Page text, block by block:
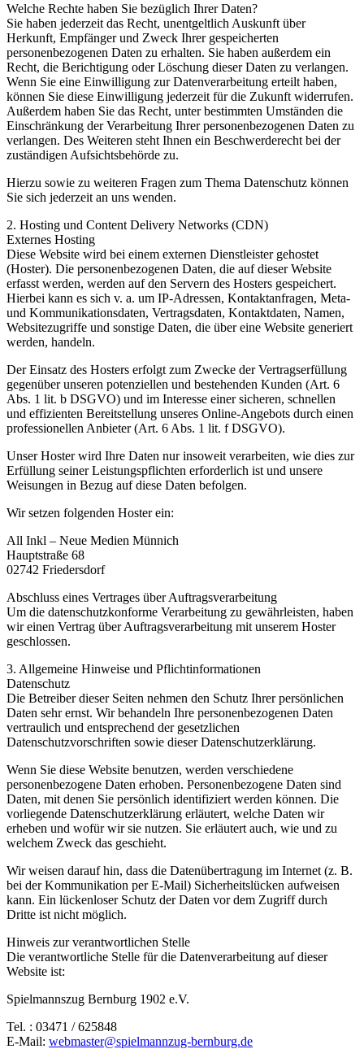
Welche Rechte haben Sie bezüglich Ihrer Daten?
Sie haben jederzeit das Recht, unentgeltlich Auskunft über
Herkunft, Empfänger und Zweck Ihrer gespeicherten
personenbezogenen Daten zu erhalten. Sie haben außerdem ein
Recht, die Berichtigung oder Löschung dieser Daten zu verlangen.
Wenn Sie eine Einwilligung zur Datenverarbeitung erteilt haben,
können Sie diese Einwilligung jederzeit für die Zukunft widerrufen.
Außerdem haben Sie das Recht, unter bestimmten Umständen die
Einschränkung der Verarbeitung Ihrer personenbezogenen Daten zu
verlangen. Des Weiteren steht Ihnen ein Beschwerderecht bei der
zuständigen Aufsichtsbehörde zu.
Hierzu sowie zu weiteren Fragen zum Thema Datenschutz können
Sie sich jederzeit an uns wenden.
2. Hosting und Content Delivery Networks (CDN)
Externes Hosting
Diese Website wird bei einem externen Dienstleister gehostet
(Hoster). Die personenbezogenen Daten, die auf dieser Website
erfasst werden, werden auf den Servern des Hosters gespeichert.
Hierbei kann es sich v. a. um IP-Adressen, Kontaktanfragen, Meta-
und Kommunikationsdaten, Vertragsdaten, Kontaktdaten, Namen,
Websitezugriffe und sonstige Daten, die über eine Website generiert
werden, handeln.
Der Einsatz des Hosters erfolgt zum Zwecke der Vertragserfüllung
gegenüber unseren potenziellen und bestehenden Kunden (Art. 6
Abs. 1 lit. b DSGVO) und im Interesse einer sicheren, schnellen
und effizienten Bereitstellung unseres Online-Angebots durch einen
professionellen Anbieter (Art. 6 Abs. 1 lit. f DSGVO).
Unser Hoster wird Ihre Daten nur insoweit verarbeiten, wie dies zur
Erfüllung seiner Leistungspflichten erforderlich ist und unsere
Weisungen in Bezug auf diese Daten befolgen.
Wir setzen folgenden Hoster ein:
All Inkl – Neue Medien Münnich
Hauptstraße 68
02742 Friedersdorf
Abschluss eines Vertrages über Auftragsverarbeitung
Um die datenschutzkonforme Verarbeitung zu gewährleisten, haben
wir einen Vertrag über Auftragsverarbeitung mit unserem Hoster
geschlossen.
3. Allgemeine Hinweise und Pflicht­informationen
Datenschutz
Die Betreiber dieser Seiten nehmen den Schutz Ihrer persönlichen
Daten sehr ernst. Wir behandeln Ihre personenbezogenen Daten
vertraulich und entsprechend der gesetzlichen
Datenschutzvorschriften sowie dieser Datenschutzerklärung.
Wenn Sie diese Website benutzen, werden verschiedene
personenbezogene Daten erhoben. Personenbezogene Daten sind
Daten, mit denen Sie persönlich identifiziert werden können. Die
vorliegende Datenschutzerklärung erläutert, welche Daten wir
erheben und wofür wir sie nutzen. Sie erläutert auch, wie und zu
welchem Zweck das geschieht.
Wir weisen darauf hin, dass die Datenübertragung im Internet (z. B.
bei der Kommunikation per E-Mail) Sicherheitslücken aufweisen
kann. Ein lückenloser Schutz der Daten vor dem Zugriff durch
Dritte ist nicht möglich.
Hinweis zur verantwortlichen Stelle
Die verantwortliche Stelle für die Datenverarbeitung auf dieser
Website ist:
Spielmannszug Bernburg 1902 e.V.
Tel. : 03471 / 625848
E-Mail: webmaster@spielmannzug-bernburg.de